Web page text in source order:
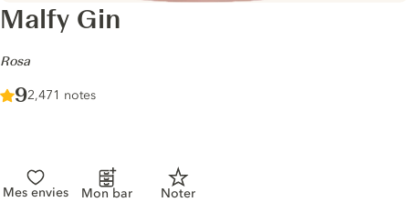
Malfy Gin
-
Rosa
Score :
9/ 10
2,471 notes
Mes envies Mon bar Noter